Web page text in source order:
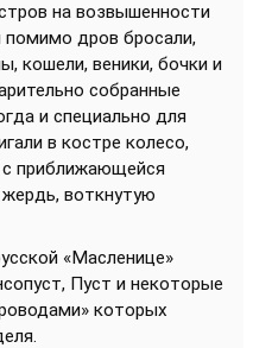
на возвышенности
помимо дров бросали,
кошели, веники, бочки и
собранные
и специально для
в костре колесо,
приближающейся
воткнутую
«Масленице»
Пуст и некоторые
которых